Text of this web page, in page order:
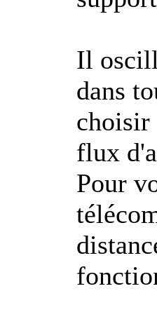
Il
dans
choisir
flux
Pour